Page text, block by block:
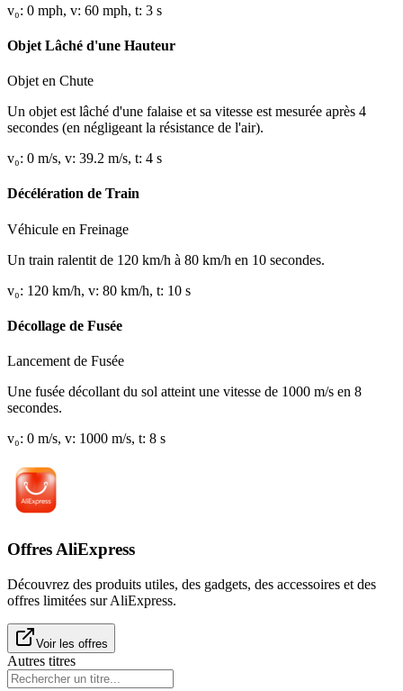
v₀: 0 mph, v: 60 mph, t: 3 s
Objet Lâché d'une Hauteur
Objet en Chute
Un objet est lâché d'une falaise et sa vitesse est mesurée après 4
secondes (en négligeant la résistance de l'air).
v₀: 0 m/s, v: 39.2 m/s, t: 4 s
Décélération de Train
Véhicule en Freinage
Un train ralentit de 120 km/h à 80 km/h en 10 secondes.
v₀: 120 km/h, v: 80 km/h, t: 10 s
Décollage de Fusée
Lancement de Fusée
Une fusée décollant du sol atteint une vitesse de 1000 m/s en 8
secondes.
v₀: 0 m/s, v: 1000 m/s, t: 8 s
Offres AliExpress
Découvrez des produits utiles, des gadgets, des accessoires et des
offres limitées sur AliExpress.
Voir les offres
Autres titres